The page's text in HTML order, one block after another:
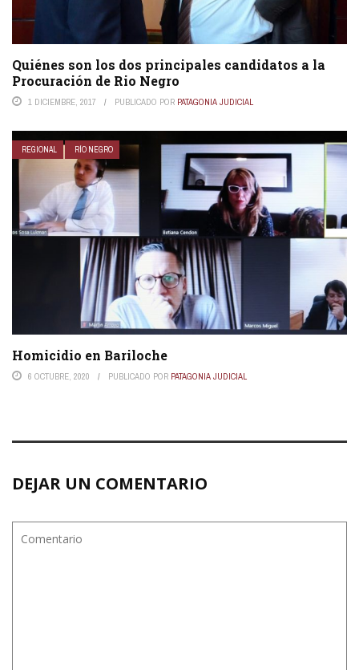
Quiénes son los dos principales candidatos a la
Procuración de Rio Negro
1 DICIEMBRE, 2017 PUBLICADO POR PATAGONIA JUDICIAL
REGIONAL RÍO NEGRO
Homicidio en Bariloche
6 OCTUBRE, 2020 PUBLICADO POR PATAGONIA JUDICIAL
DEJAR UN COMENTARIO